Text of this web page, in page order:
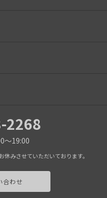
2268
～19:00
みさせていただいております。
合わせ